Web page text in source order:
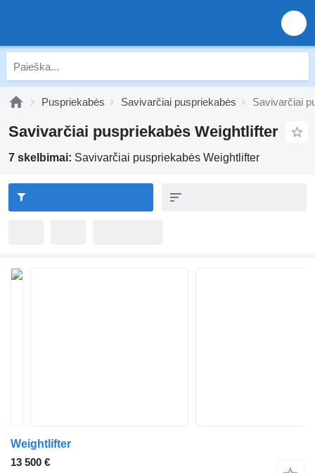
Puspriekabės Savivarčiai puspriekabės Savivarčiai
Savivarčiai puspriekabės Weightlifter
7 skelbimai: Savivarčiai puspriekabės Weightlifter
Weightlifter
13 500 €